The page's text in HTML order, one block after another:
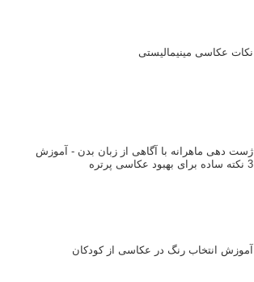
نکات عکاسی مینیمالیستی
ژست دهی ماهرانه با آگاهی از زبان بدن - آموزش
3 نکته ساده برای بهبود عکاسی پرتره
آموزش انتخاب رنگ در عکاسی از کودکان